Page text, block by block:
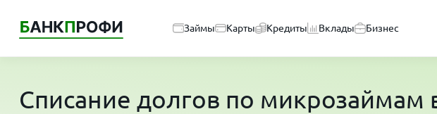
Займы Карты Кредиты Вклады Бизнес
Списание долгов по